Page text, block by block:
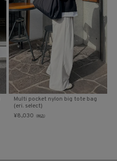
Multi pocket nylon big tote bag
(eri. select)
¥8,030 （税込）